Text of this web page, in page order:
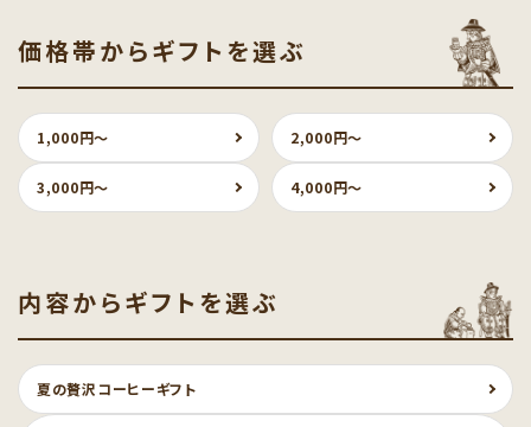
価格帯からギフトを選ぶ
1,000円〜 2,000円〜
3,000円〜 4,000円〜
内容からギフトを選ぶ
夏の贅沢コーヒーギフト